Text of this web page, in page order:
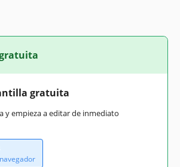
gratuita
y empieza a editar de inmediato